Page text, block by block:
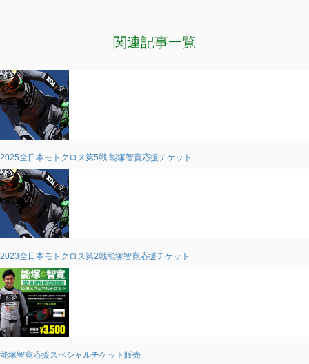
関連記事一覧
2025全日本モトクロス第5戦 能塚智寛応援チケット
2023全日本モトクロス第2戦能塚智寛応援チケット
能塚智寛応援スペシャルチケット販売